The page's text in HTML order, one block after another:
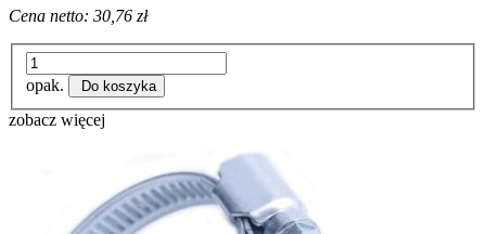
Cena netto: 30,76 zł
opak. Do koszyka
zobacz więcej